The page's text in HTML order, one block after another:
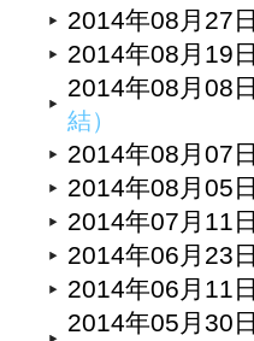
2014年08月27日
2014年08月19日
2014年08月08日
結）
2014年08月07日
2014年08月05日
2014年07月11日
2014年06月23日
2014年06月11日
2014年05月30日